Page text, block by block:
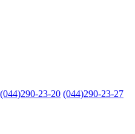
(044)290-23-20 (044)290-23-27